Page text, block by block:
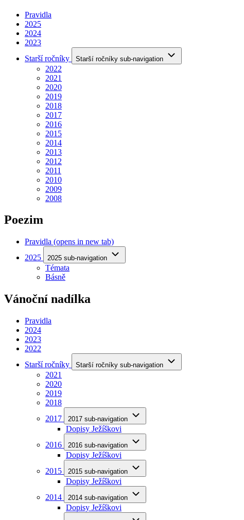
Pravidla
2025
2024
2023
Starší ročníky
Starší ročníky sub-navigation
2022
2021
2020
2019
2018
2017
2016
2015
2014
2013
2012
2011
2010
2009
2008
Poezim
Pravidla (opens in new tab)
2025
2025 sub-navigation
Témata
Básně
Vánoční nadílka
Pravidla
2024
2023
2022
Starší ročníky
Starší ročníky sub-navigation
2021
2020
2019
2018
2017
2017 sub-navigation
Dopisy Ježíškovi
2016
2016 sub-navigation
Dopisy Ježíškovi
2015
2015 sub-navigation
Dopisy Ježíškovi
2014
2014 sub-navigation
Dopisy Ježíškovi